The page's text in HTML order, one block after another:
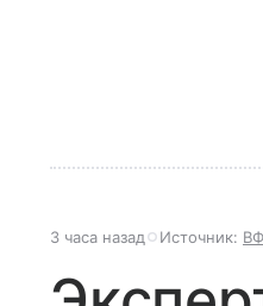
3 часа назад Источник: